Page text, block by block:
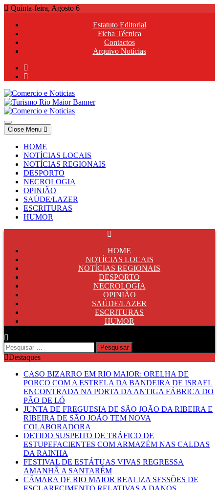
Skip
content
Quinta-feira, Agosto 6
Estatuto Editorial
Ficha Técnica
Contactos
Arquivo Notícias
Comercio e Noticias
Notícias e Publicidade Online
Comercio e Noticias
Notícias e Publicidade Online
Close Menu
HOME
NOTÍCIAS LOCAIS
NOTÍCIAS REGIONAIS
DESPORTO
NECROLOGIA
OPINIÃO
SAÚDE/LAZER
ESCRITURAS
HUMOR
HOME
NOTÍCIAS LOCAIS
NOTÍCIAS REGIONAIS
DESPORTO
NECROLOGIA
OPINIÃO
SAÚDE/LAZER
ESCRITURAS
HUMOR
Pesquisar
por:Destaques
CASO BIZARRO EM RIO MAIOR: ORELHA DE
PORCO COM A ESTRELA DA BANDEIRA DE ISRAEL
ENCONTRADA NA PORTA DA ANTIGA FÁBRICA DO
PÃO DE LÓ
JUNTA DE FREGUESIA DE SÃO JOÃO DA RIBEIRA E
RIBEIRA DE SÃO JOÃO TEM NOVA
COLABORADORA
DETIDO SUSPEITO DE TRÁFICO DE
ESTUPEFACIENTES COM ARMAZÉM NAS CALDAS
DA RAINHA
FESTIVAL DE ESTÁTUAS VIVAS REGRESSA
AMANHÃ A SANTARÉM
CÂMARA DE RIO MAIOR REALIZA SESSÕES DE
ESCLARECIMENTO RELATIVAS A DANOS